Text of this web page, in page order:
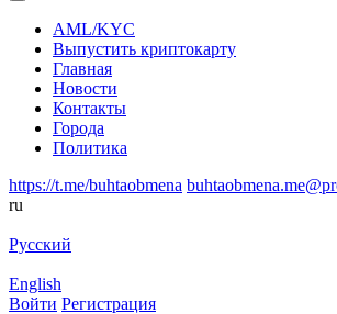
AML/KYC
Выпустить криптокарту
Главная
Новости
Контакты
Города
Политика
https://t.me/buhtaobmena
ru
Русский
English
Войти Регистрация